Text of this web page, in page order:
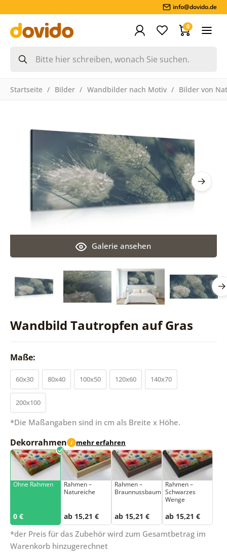
info@dovido.de
0
Startseite Bilder Wandbilder nach Motiv Bilder von
Wandbild Tautropfen auf Gras
Galerie ansehen
Maße:
60x30 80x40 100x50 120x60 140x70
200x100
*Die Maßangaben sind in cm als Breite x Höhe.
Dekorrahmen i mehr erfahren
Ohne Rahmen
0 €
Rahmen –
Natureiche
ab 15,21 €
Rahmen –
Braunnussbaum
ab 15,21 €
Rahmen –
Schwarzes
Wenge
ab 15,21 €
*der Preis für das Zubehör wird zum Gesamtbetrag im
Warenkorb hinzugerechnet